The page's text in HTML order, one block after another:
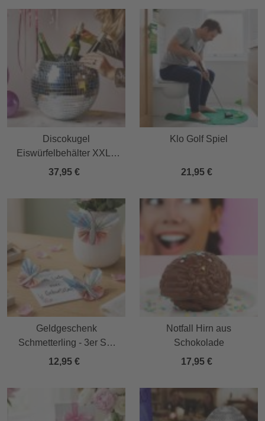
Discokugel
Eiswürfelbehälter XXL -
Eiskübel 11 Liter
37,95 €
Klo Golf Spiel
21,95 €
Geldgeschenk
Schmetterling - 3er Set
Geschenkverpackung für
12,95 €
Notfall Hirn aus
Schokolade
17,95 €